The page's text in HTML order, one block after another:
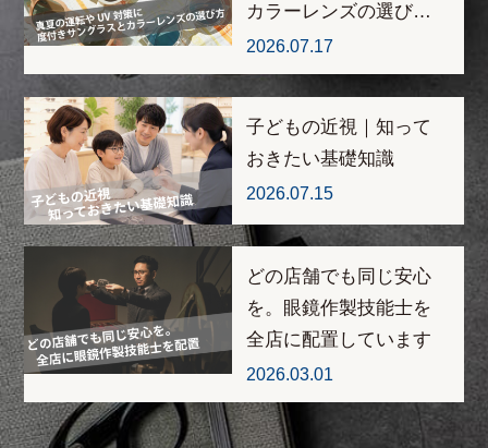
カラーレンズの選び…
2026.07.17
子どもの近視｜知って
おきたい基礎知識
2026.07.15
どの店舗でも同じ安心
を。眼鏡作製技能士を
全店に配置しています
2026.03.01